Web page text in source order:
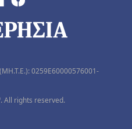
0259Ε60000576001-
All rights reserved.